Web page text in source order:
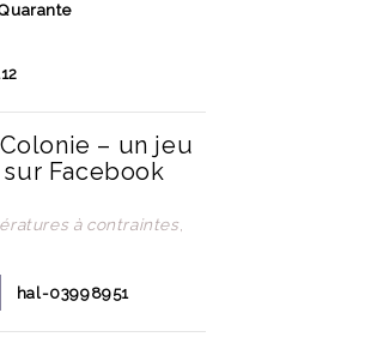
– un jeu
Facebook
à contraintes
hal-03998951